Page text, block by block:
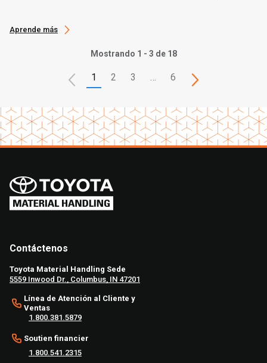
Aprende más
Mostrando 1 - 3 de 18
1 2 3 … 6
Contáctenos
Toyota Material Handling Sede
5559 Inwood Dr., Columbus, IN 47201
Línea de Atención al Cliente y
Ventas
1.800.381.5879
Soutien financier
1.800.541.2315